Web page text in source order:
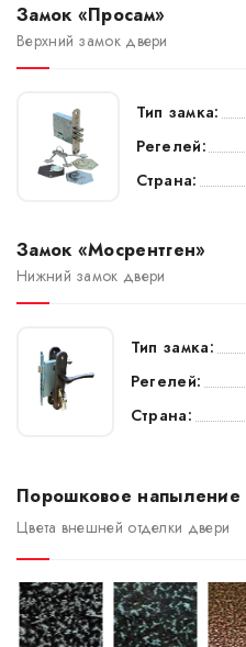
Замок «Просам»
Верхний замок двери
Тип замка:
Регелей:
Страна:
Замок «Мосрентген»
Нижний замок двери
Тип замка:
Регелей:
Страна:
Порошковое напыление
Цвета внешней отделки двери